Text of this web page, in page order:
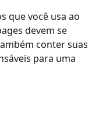
que você usa ao
devem se
conter suas
para uma